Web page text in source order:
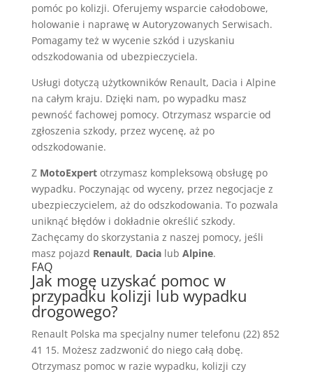
pomóc po kolizji. Oferujemy wsparcie całodobowe,
holowanie i naprawę w Autoryzowanych Serwisach.
Pomagamy też w wycenie szkód i uzyskaniu
odszkodowania od ubezpieczyciela.
Usługi dotyczą użytkowników Renault, Dacia i Alpine
na całym kraju. Dzięki nam, po wypadku masz
pewność fachowej pomocy. Otrzymasz wsparcie od
zgłoszenia szkody, przez wycenę, aż po
odszkodowanie.
Z MotoExpertotrzymasz kompleksową obsługę po
wypadku. Poczynając od wyceny, przez negocjacje z
ubezpieczycielem, aż do odszkodowania. To pozwala
uniknąć błędów i dokładnie określić szkody.
Zachęcamy do skorzystania z naszej pomocy, jeśli
masz pojazd Renault, Dacialub Alpine.
FAQ
Jak mogę uzyskać pomoc w
przypadku kolizji lub wypadku
drogowego?
Renault Polska ma specjalny numer telefonu (22) 852
41 15. Możesz zadzwonić do niego całą dobę.
Otrzymasz pomoc w razie wypadku, kolizji czy